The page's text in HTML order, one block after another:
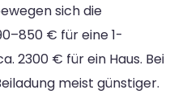
sich die
€ für eine 1-
2300 € für ein Haus. Bei
meist günstiger.